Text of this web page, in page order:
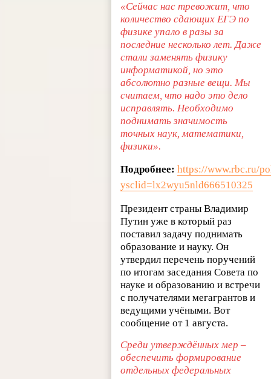
«Сейчас нас тревожит, что
количество сдающих ЕГЭ по
физике упало в разы за
последние несколько лет. Даже
стали заменять физику
информатикой, но это
абсолютно разные вещи. Мы
считаем, что надо это дело
исправлять. Необходимо
поднимать значимость
точных наук, математики,
физики».
Подробнее:https://www.rbc.ru/
ysclid=lx2wyu5nld666510325
Президент страны Владимир
Путин уже в который раз
поставил задачу поднимать
образование и науку. Он
утвердил перечень поручений
по итогам заседания Совета по
науке и образованию и встречи
с получателями мегагрантов и
ведущими учёными. Вот
сообщение от 1 августа.
Среди утверждённых мер –
обеспечить формирование
отдельных федеральных